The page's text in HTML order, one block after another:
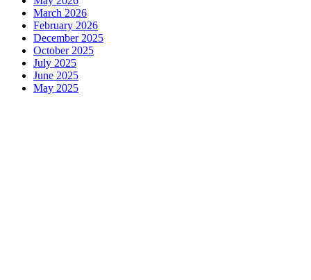
March 2026
February 2026
December 2025
October 2025
July 2025
June 2025
May 2025